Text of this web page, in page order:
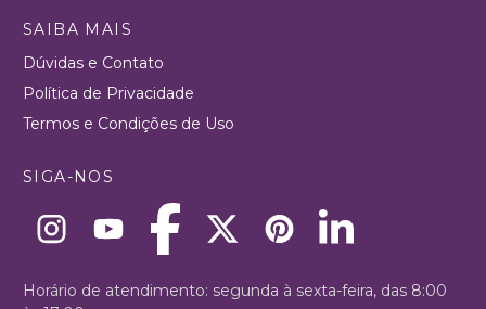
SAIBA MAIS
Dúvidas e Contato
Política de Privacidade
Termos e Condições de Uso
SIGA-NOS
Horário de atendimento: segunda à sexta-feira, das 8:00